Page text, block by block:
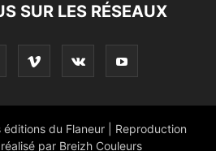
SUR LES RÉSEAUX
du Flaneur | Reproduction
par Breizh Couleurs